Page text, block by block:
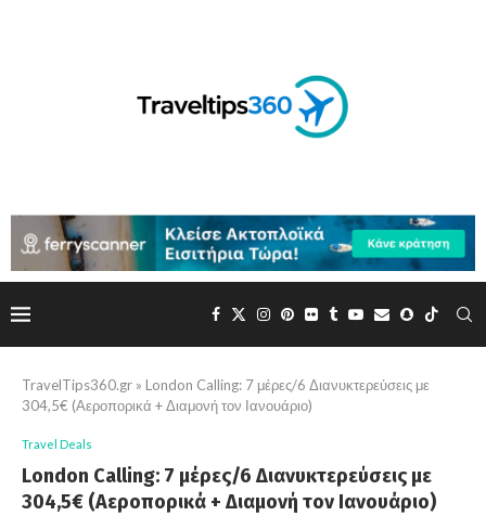
TravelTips360.gr » London Calling: 7 μέρες/6 Διανυκτερεύσεις με
304,5€ (Αεροπορικά + Διαμονή τον Ιανουάριο)
Travel Deals
London Calling: 7 μέρες/6 Διανυκτερεύσεις με
304,5€ (Αεροπορικά + Διαμονή τον Ιανουάριο)